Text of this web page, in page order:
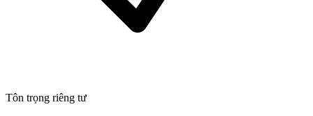
Tôn trọng riêng tư